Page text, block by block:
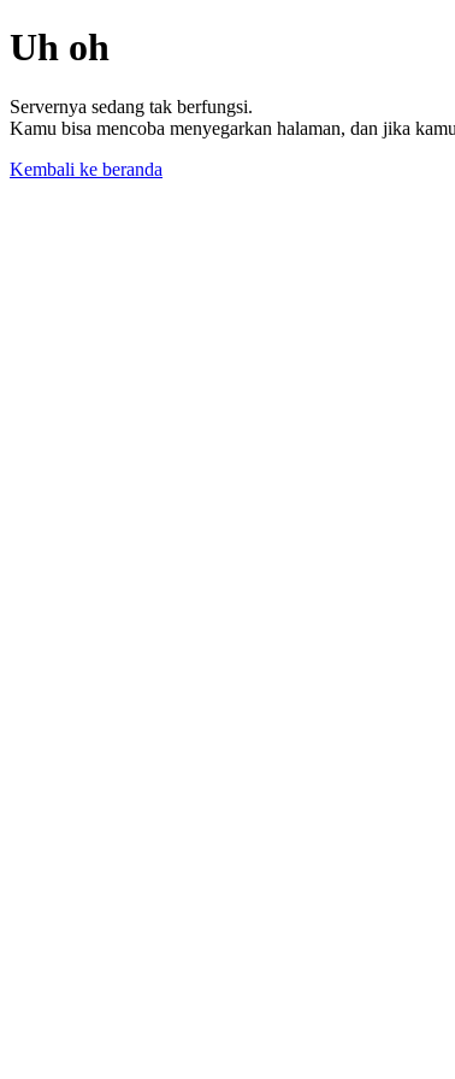
Uh oh
Servernya sedang tak berfungsi.
Kamu bisa mencoba menyegarkan halaman, dan jika
Kembali ke beranda